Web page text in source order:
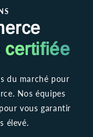
certifiée
du marché pour
Nos équipes
vous garantir
élevé.